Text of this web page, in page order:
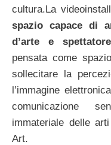
cultura.La
spazio capace di
d’arte e spettatore
pensata come
sollecitare la
l’immagine
comunicazione
immateriale delle
Art.